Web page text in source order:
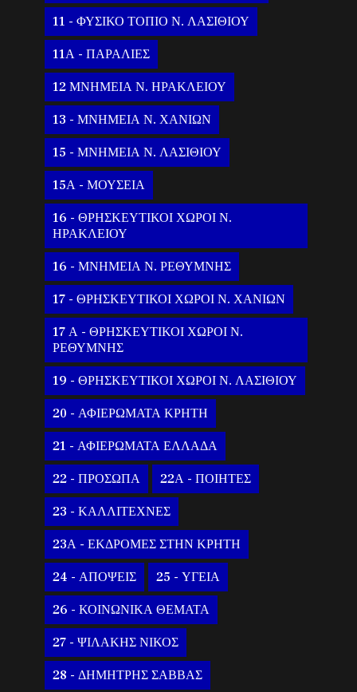
11 - ΦΥΣΙΚΟ ΤΟΠΙΟ Ν. ΛΑΣΙΘΙΟΥ
11Α - ΠΑΡΑΛΙΕΣ
12 ΜΝΗΜΕΙΑ Ν. ΗΡΑΚΛΕΙΟΥ
13 - ΜΝΗΜΕΙΑ Ν. ΧΑΝΙΩΝ
15 - ΜΝΗΜΕΙΑ Ν. ΛΑΣΙΘΙΟΥ
15Α - ΜΟΥΣΕΙΑ
16 - ΘΡΗΣΚΕΥΤΙΚΟΙ ΧΩΡΟΙ Ν.
ΗΡΑΚΛΕΙΟΥ
16 - ΜΝΗΜΕΙΑ Ν. ΡΕΘΥΜΝΗΣ
17 - ΘΡΗΣΚΕΥΤΙΚΟΙ ΧΩΡΟΙ Ν. ΧΑΝΙΩΝ
17 Α - ΘΡΗΣΚΕΥΤΙΚΟΙ ΧΩΡΟΙ Ν.
ΡΕΘΥΜΝΗΣ
19 - ΘΡΗΣΚΕΥΤΙΚΟΙ ΧΩΡΟΙ Ν. ΛΑΣΙΘΙΟΥ
20 - ΑΦΙΕΡΩΜΑΤΑ ΚΡΗΤΗ
21 - ΑΦΙΕΡΩΜΑΤΑ ΕΛΛΑΔΑ
22 - ΠΡΟΣΩΠΑ 22Α - ΠΟΙΗΤΕΣ
23 - ΚΑΛΛΙΤΕΧΝΕΣ
23Α - ΕΚΔΡΟΜΕΣ ΣΤΗΝ ΚΡΗΤΗ
24 - ΑΠΟΨΕΙΣ 25 - ΥΓΕΙΑ
26 - ΚΟΙΝΩΝΙΚΑ ΘΕΜΑΤΑ
27 - ΨΙΛΑΚΗΣ ΝΙΚΟΣ
28 - ΔΗΜΗΤΡΗΣ ΣΑΒΒΑΣ